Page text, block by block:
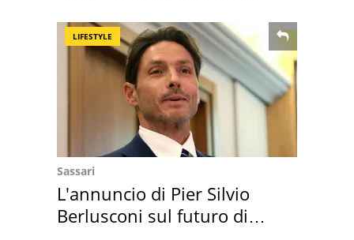
LIFESTYLE
Sassari
L'annuncio di Pier Silvio
Berlusconi sul futuro di